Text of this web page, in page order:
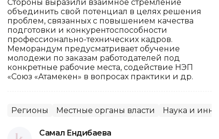
Стороны выразили взаимное стремление
объединить свой потенциал в целях решения
проблем, связанных с повышением качества
подготовки и конкурентоспособности
профессионально-технических кадров.
Меморандум предусматривает обучение
молодежи по заказам работодателей под
конкретные рабочие места, содействие НЭП
«Союз «Атамекен» в вопросах практики и др.
Регионы Местные органы власти Наука и
Самал Ендибаева